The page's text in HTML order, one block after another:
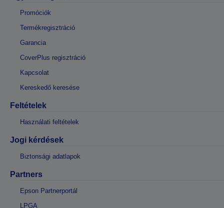
Promóciók
Termékregisztráció
Garancia
CoverPlus regisztráció
Kapcsolat
Kereskedő keresése
Feltételek
Használati feltételek
Jogi kérdések
Biztonsági adatlapok
Partners
Epson Partnerportál
LPGA